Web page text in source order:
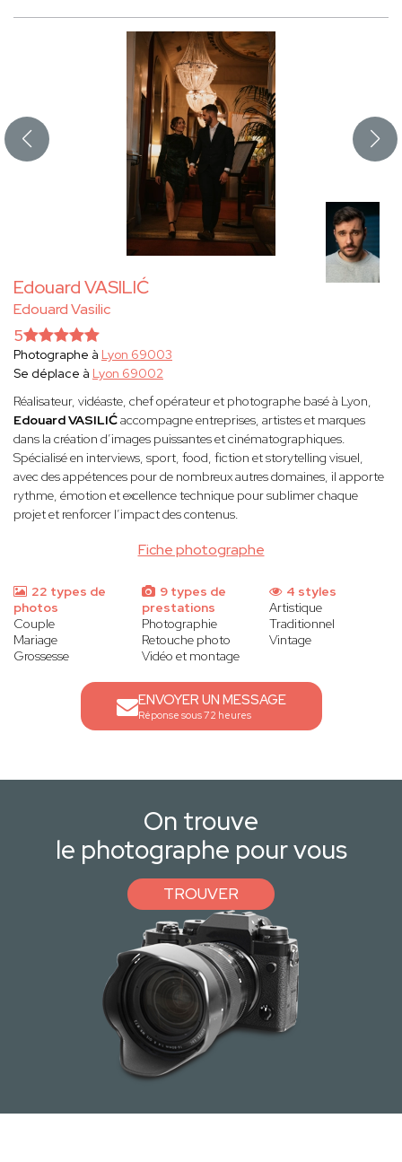
Edouard VASILIĆ
Edouard Vasilic
Fiche photographe
5
Photographe à Lyon 69003
Se déplace à Lyon 69002
Réalisateur, vidéaste, chef opérateur et photographe basé à Lyon,
Edouard VASILIĆaccompagne entreprises, artistes et marques
dans la création d’images puissantes et cinématographiques.
Spécialisé en interviews, sport, food, fiction et storytelling visuel,
avec des appétences pour de nombreux autres domaines, il apporte
rythme, émotion et excellence technique pour sublimer chaque
projet et renforcer l’impact des contenus.
22 types de
photos
Couple
Mariage
Grossesse
9 types de
prestations
Photographie
Retouche photo
Vidéo et montage
4 styles
Artistique
Traditionnel
Vintage
ENVOYER UN MESSAGE
Réponse sous 72 heures
On trouve
le photographe pour vous
TROUVER